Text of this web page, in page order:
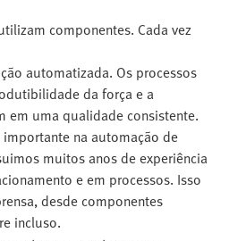
componentes. Cada vez
automatizada. Os processos
da força e a
em uma qualidade consistente.
na automação de
muitos anos de experiência
e em processos. Isso
desde componentes
incluso.